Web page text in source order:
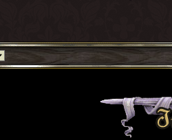
Torna indietro